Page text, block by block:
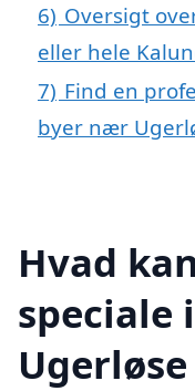
6) Oversigt
eller hele
7) Find en
byer nær
Hvad
speciale